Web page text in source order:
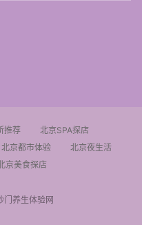
推荐
北京SPA探店
北京都市体验
北京夜生活
京美食探店
养生体验网